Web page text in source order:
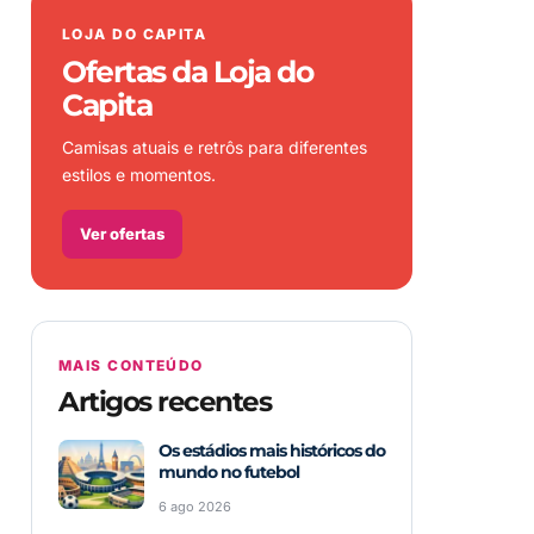
LOJA DO CAPITA
Ofertas da Loja do
Capita
Camisas atuais e retrôs para diferentes
estilos e momentos.
Ver ofertas
MAIS CONTEÚDO
Artigos recentes
Os estádios mais históricos do
mundo no futebol
6 ago 2026